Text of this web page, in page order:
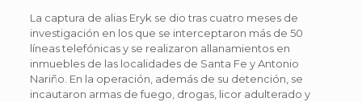
La captura de alias Eryk se dio tras cuatro meses de
investigación en los que se interceptaron más de 50
líneas telefónicas y se realizaron allanamientos en
inmuebles de las localidades de Santa Fe y Antonio
Nariño. En la operación, además de su detención, se
incautaron armas de fuego, drogas, licor adulterado y